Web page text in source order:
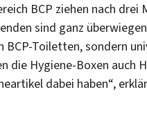
BCP ziehen nach
sind ganz
BCP-Toiletten, sondern
die Hygiene-Boxen
dabei haben“,